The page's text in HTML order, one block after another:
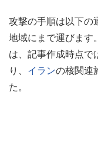
攻撃の手順は以下の
地域にまで運びます
は、記事作成時点で
り、 イランの核関連
た。